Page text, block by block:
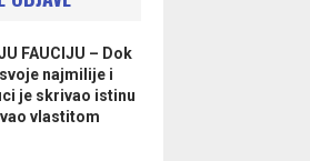
FAUCIJU – Dok
najmilije i
je skrivao istinu
vlastitom